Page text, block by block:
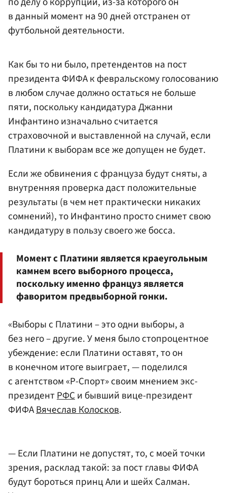
в данный момент на 90 дней отстранен от
футбольной деятельности.
Как бы то ни было, претендентов на пост
президента ФИФА к февральскому голосованию
в любом случае должно остаться не больше
пяти, поскольку кандидатура Джанни
Инфантино изначально считается
страховочной и выставленной на случай, если
Платини к выборам все же допущен не будет.
Если же обвинения с француза будут сняты, а
внутренняя проверка даст положительные
результаты (в чем нет практически никаких
сомнений), то Инфантино просто снимет свою
кандидатуру в пользу своего же босса.
Момент с Платини является краеугольным
камнем всего выборного процесса,
поскольку именно француз является
фаворитом предвыборной гонки.
«Выборы с Платини – это одни выборы, а
без него – другие. У меня было стопроцентное
убеждение: если Платини оставят, то он
в конечном итоге выиграет, — поделился
с агентством «Р-Спорт» своим мнением экс-
президентРФСи бывший вице-президент
ФИФАВячеслав Колосков.
— Если Платини не допустят, то, с моей точки
зрения, расклад такой: за пост главы ФИФА
будут бороться принц Али и шейх Салман.